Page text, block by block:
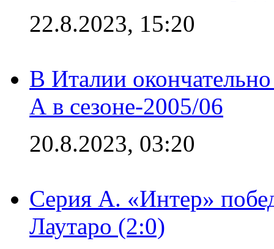
22.8.2023, 15:20
В Италии
А в сезоне-2005/06
20.8.2023, 03:20
Серия А. «Интер»
Лаутаро (2:0)